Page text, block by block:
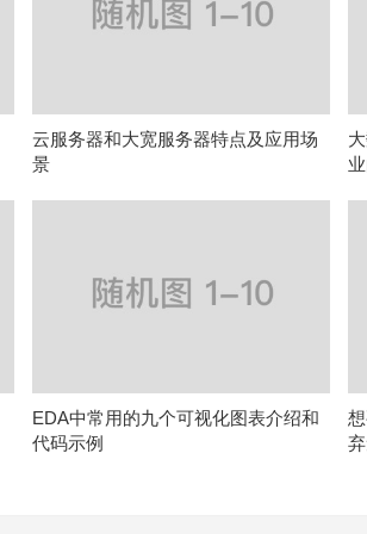
云服务器和大宽服务器特点及应用场
景
EDA中常用的九个可视化图表介绍和
代码示例